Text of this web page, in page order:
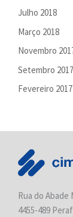
Julho 2018
Março 2018
Novembro
Setembro 2017
Fevereiro 2017
Rua do Abade
4455-489